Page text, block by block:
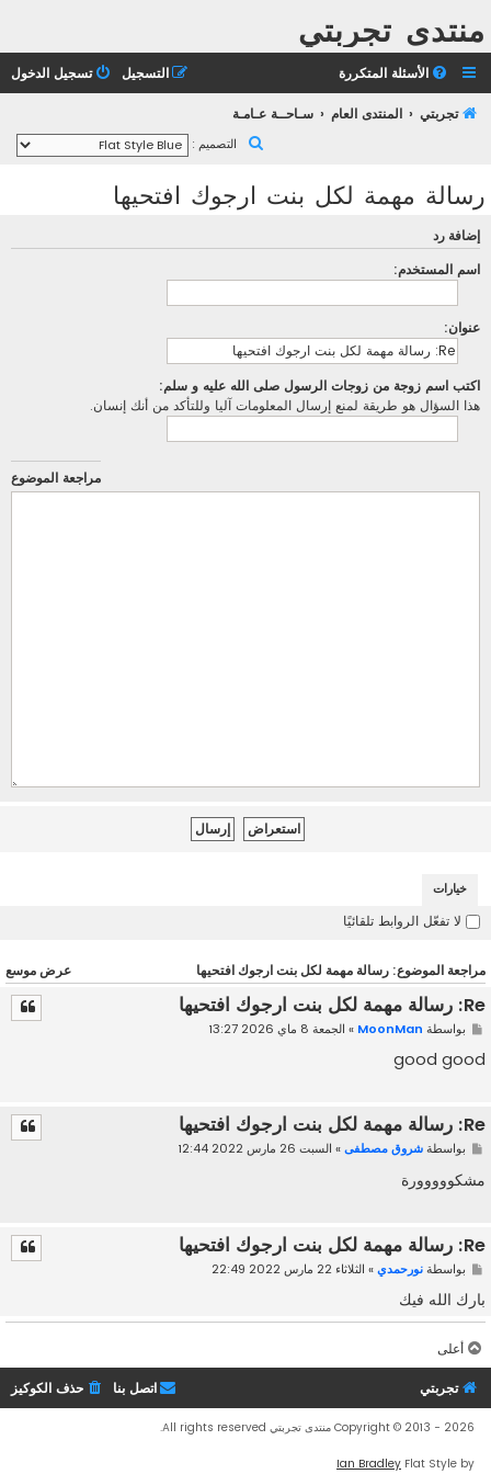
منتدى تجربتي
الأسئلة المتكررة تسجيل الدخول التسجيل
تجربتي المنتدى العام سـاحــة عـامـة
التصميم :
ث
رسالة مهمة لكل بنت ارجوك افتحيها
إضافة رد
اسم المستخدم:
عنوان:
اكتب اسم زوجة من زوجات الرسول صلى الله عليه و سلم:
هذا السؤال هو طريقة لمنع إرسال المعلومات آليا وللتأكد من أنك إنسان.
مراجعة الموضوع
خيارات
لا تفعّل الروابط تلقائيًا
عرض موسع مراجعة الموضوع: رسالة مهمة لكل بنت ارجوك افتحيها
Re: رسالة مهمة لكل بنت ارجوك افتحيها
بواسطة MoonMan » الجمعة 8 ماي 2026 13:27
good good
Re: رسالة مهمة لكل بنت ارجوك افتحيها
بواسطةشروق مصطفى» السبت 26 مارس 2022 12:44
مشكووووورة
Re: رسالة مهمة لكل بنت ارجوك افتحيها
بواسطةنورحمدي» الثلاثاء 22 مارس 2022 22:49
بارك الله فيك
Re: رسالة مهمة لكل بنت ارجوك افتحيها
بواسطةامال امال
بارك الله فيك
أعلى
تجربتي حذف الكوكيز اتصل بنا
Copyright © 2013 - 2026 منتدى تجربتي All rights reserved.
Flat Style by
Ian Bradley